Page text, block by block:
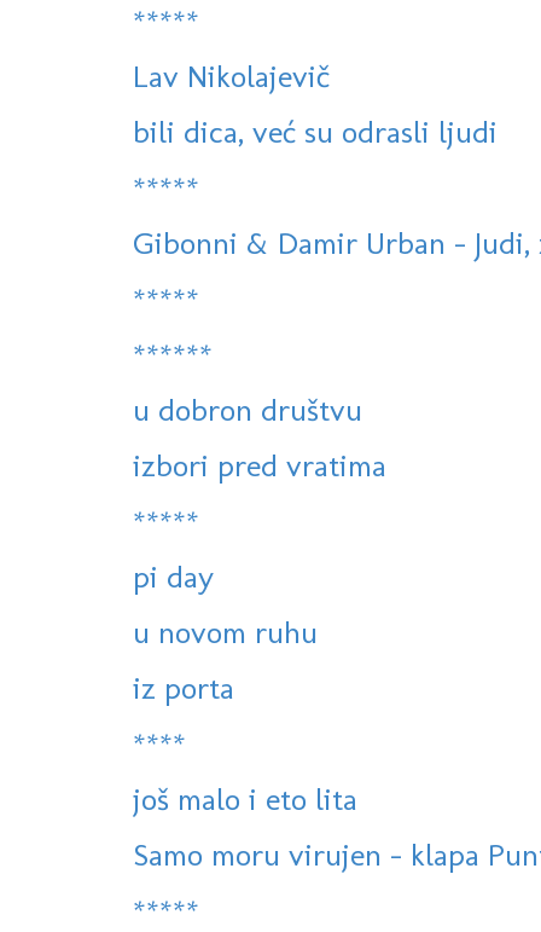
*****
Lav Nikolajevič
bili dica, već su odrasli ljudi
*****
Gibonni & Damir Urban -
*****
******
u dobron društvu
izbori pred vratima
*****
pi day
u novom ruhu
iz porta
****
još malo i eto lita
Samo moru virujen - klapa
*****